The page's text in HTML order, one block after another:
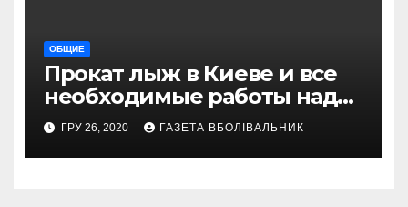
ОБЩИЕ
Прокат лыж в Киеве и все
необходимые работы над
снаряжением, которое
проводит магазин
«VELOPARK»
ГРУ 26, 2020 ГАЗЕТА ВБОЛІВАЛЬНИК